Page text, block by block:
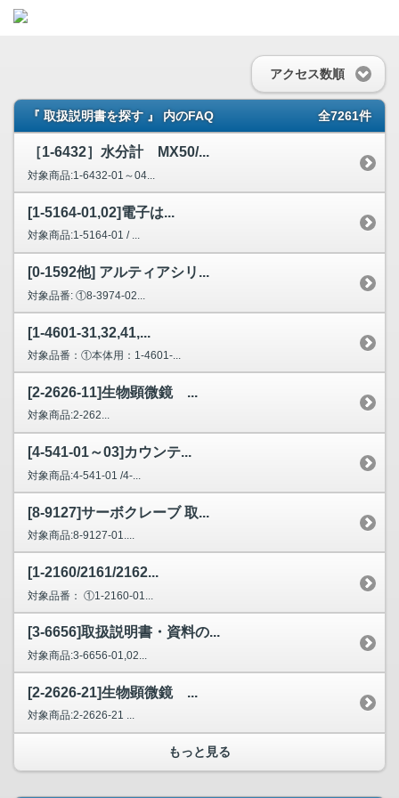
アクセス数順
『 取扱説明書を探す 』 内のFAQ 全7261件
［1-6432］水分計 MX50/...
対象商品:1-6432-01～04...
[1-5164-01,02]電子は...
対象商品:1-5164-01 / ...
[0-1592他] アルティアシリ...
対象品番: ①8-3974-02...
[1-4601-31,32,41,...
対象品番：①本体用：1-4601-...
[2-2626-11]生物顕微鏡 ...
対象商品:2-262...
[4-541-01～03]カウンテ...
対象商品:4-541-01 /4-...
[8-9127]サーボクレーブ 取...
対象商品:8-9127-01....
[1-2160/2161/2162...
対象品番： ①1-2160-01...
[3-6656]取扱説明書・資料の...
対象商品:3-6656-01,02...
[2-2626-21]生物顕微鏡 ...
対象商品:2-2626-21 ...
もっと見る